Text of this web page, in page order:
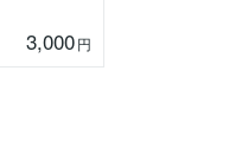
3,000円